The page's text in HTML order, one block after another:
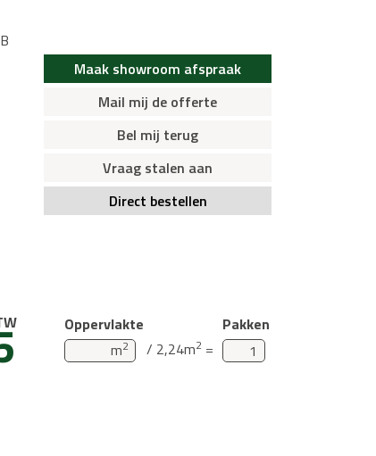
Maak showroom afspraak
Mail mij de offerte
Bel mij terug
Vraag stalen aan
Direct bestellen
Oppervlakte
Pakken
m2 / 2,24m2 =